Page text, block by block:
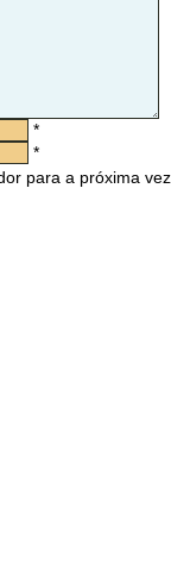
*
*
para a próxima